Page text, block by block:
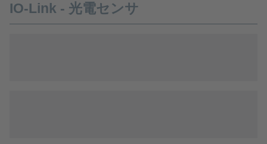
IO-Link - 光電センサ